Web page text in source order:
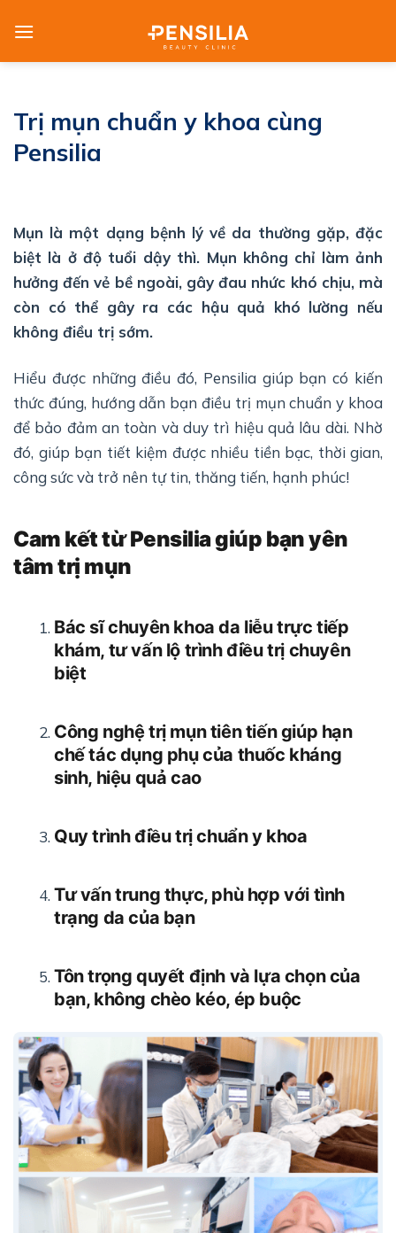
Trị mụn chuẩn y khoa cùng
Pensilia
Mụn là một dạng bệnh lý về da thường gặp, đặc
biệt là ở độ tuổi dậy thì. Mụn không chỉ làm ảnh
hưởng đến vẻ bề ngoài, gây đau nhức khó chịu, mà
còn có thể gây ra các hậu quả khó lường nếu
không điều trị sớm.
Hiểu được những điều đó, Pensilia giúp bạn có kiến
thức đúng, hướng dẫn bạn điều trị mụn chuẩn y khoa
để bảo đảm an toàn và duy trì hiệu quả lâu dài. Nhờ
đó, giúp bạn tiết kiệm được nhiều tiền bạc, thời gian,
công sức và trở nên tự tin, thăng tiến, hạnh phúc!
Cam kết từ Pensilia giúp bạn yên
tâm trị mụn
Bác sĩ chuyên khoa da liễu trực tiếp
khám, tư vấn lộ trình điều trị chuyên
biệt
Công nghệ trị mụn tiên tiến giúp hạn
chế tác dụng phụ của thuốc kháng
sinh, hiệu quả cao
Quy trình điều trị chuẩn y khoa
Tư vấn trung thực, phù hợp với tình
trạng da của bạn
Tôn trọng quyết định và lựa chọn của
bạn, không chèo kéo, ép buộc